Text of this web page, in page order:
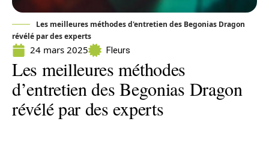
Les meilleures méthodes d'entretien des Begonias Dragon
révélé par des experts
24 mars 2025 Fleurs
Les meilleures méthodes
d’entretien des Begonias Dragon
révélé par des experts